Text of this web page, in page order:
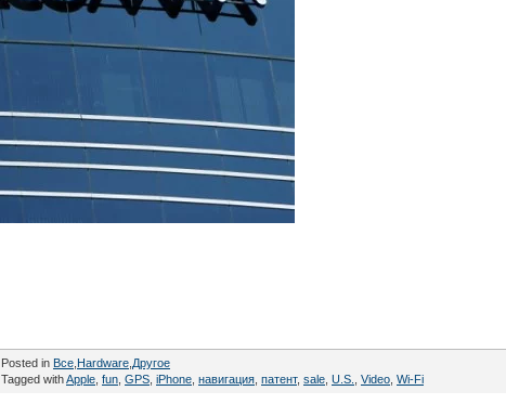
Posted in Все Hardware Другое
Tagged withApple fun GPS iPhone навигация патент, sale U.S. Video Wi-Fi